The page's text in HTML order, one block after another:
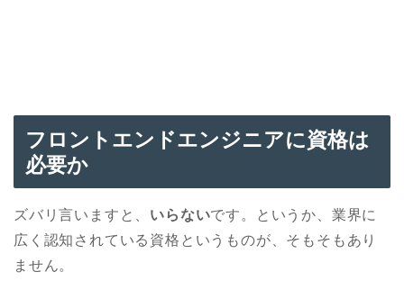
フロントエンドエンジニアに資格は
必要か
ズバリ言いますと、 いらないです。というか、業界に
広く認知されている資格というものが、そもそもあり
ません。